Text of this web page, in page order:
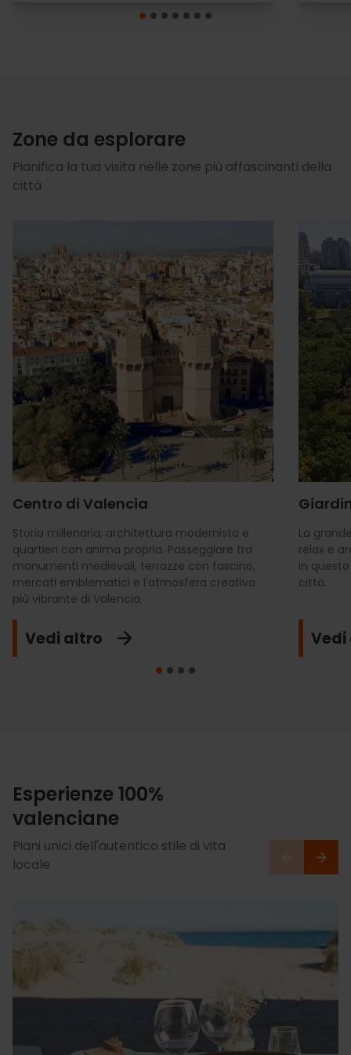
Zone da esplorare
Pianifica la tua visita nelle zone più affascinanti della
città
Centro di Valencia
Storia millenaria, architettura modernista e
quartieri con anima propria. Passeggiare tra
monumenti medievali, terrazze con fascino,
mercati emblematici e l'atmosfera creativa
più vibrante di Valencia.
Vedi altro
La
relax e
in
città.
Esperienze 100%
valenciane
Piani unici dell'autentico stile di vita
locale